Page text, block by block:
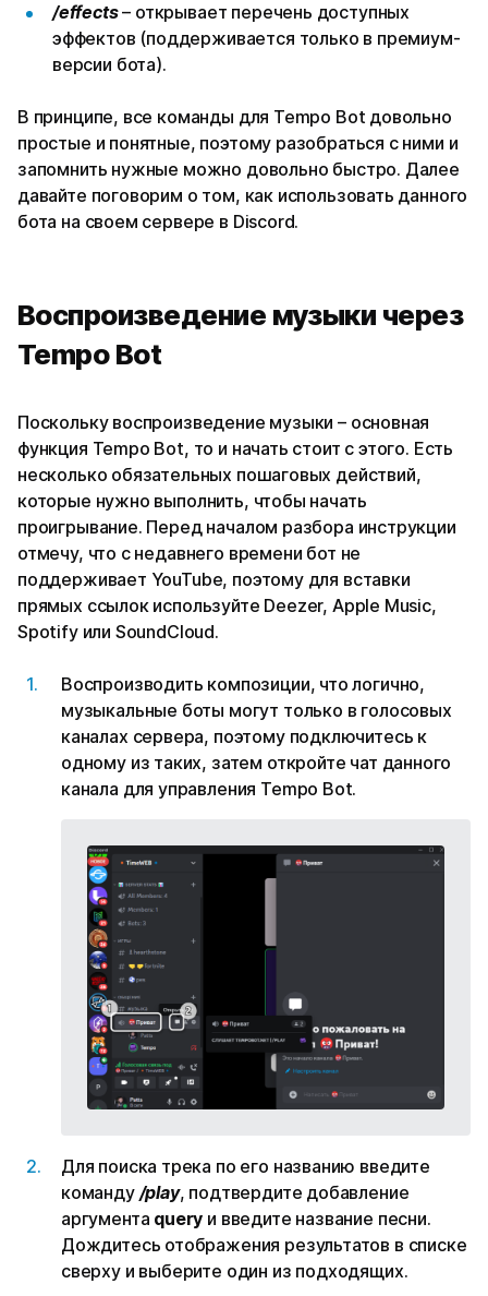
/effects– открывает перечень доступных
эффектов (поддерживается только в премиум-
версии бота).
В принципе, все команды для Tempo Bot довольно
простые и понятные, поэтому разобраться с ними и
запомнить нужные можно довольно быстро. Далее
давайте поговорим о том, как использовать данного
бота на своем сервере в Discord.
Воспроизведение музыки через
Tempo Bot
Поскольку воспроизведение музыки – основная
функция Tempo Bot, то и начать стоит с этого. Есть
несколько обязательных пошаговых действий,
которые нужно выполнить, чтобы начать
проигрывание. Перед началом разбора инструкции
отмечу, что с недавнего времени бот не
поддерживает YouTube, поэтому для вставки
прямых ссылок используйте Deezer, Apple Music,
Spotify или SoundCloud.
Воспроизводить композиции, что логично,
музыкальные боты могут только в голосовых
каналах сервера, поэтому подключитесь к
одному из таких, затем откройте чат данного
канала для управления Tempo Bot.
Для поиска трека по его названию введите
команду /play, подтвердите добавление
аргумента query и введите название песни.
Дождитесь отображения результатов в списке
сверху и выберите один из подходящих.